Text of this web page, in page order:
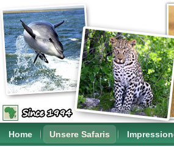
Home Unsere Safaris